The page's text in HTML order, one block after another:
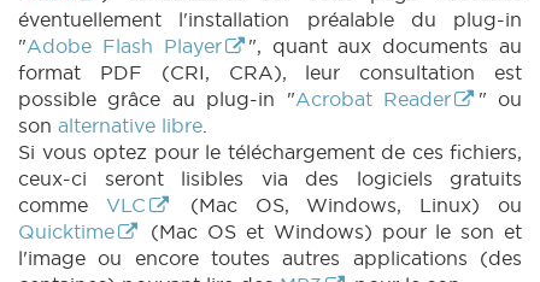
DECRET 1047 n31 (2017-2018) (PDF)
|
DECRET 1047 n32 (2017-2018) (PDF)
|
DECRET 1047 n33 (2017-2018) (PDF)
DECRET 1047 n34 (2017-2018) (PDF)
DECRET 1047 n35 (2017-2018) (PDF)
DECRET 1047 n36 (2017-2018) (PDF)
|
PARCHEMIN 1047 (2017-2018) (PDF)
|
DECRET 1048 n1 (2017-2018) (PDF)
DECRET 1048 n2 (2017-2018) (PDF)
DECRET 1048 n3 (2017-2018) (PDF)
|
DECRET 1048 n4 (2017-2018) (PDF)
|
éventuellement l'installation préalable du plug-in
"Adobe Flash Player
", quant aux documents au
format PDF (CRI, CRA), leur consultation est
possible grâce au plug-in "Acrobat Reader
" ou
son alternative libre.
Si vous optez pour le téléchargement de ces fichiers,
ceux-ci seront lisibles via des logiciels gratuits
comme VLC
(Mac OS, Windows, Linux) ou
Quicktime
(Mac OS et Windows) pour le son et
l'image ou encore toutes autres applications (des